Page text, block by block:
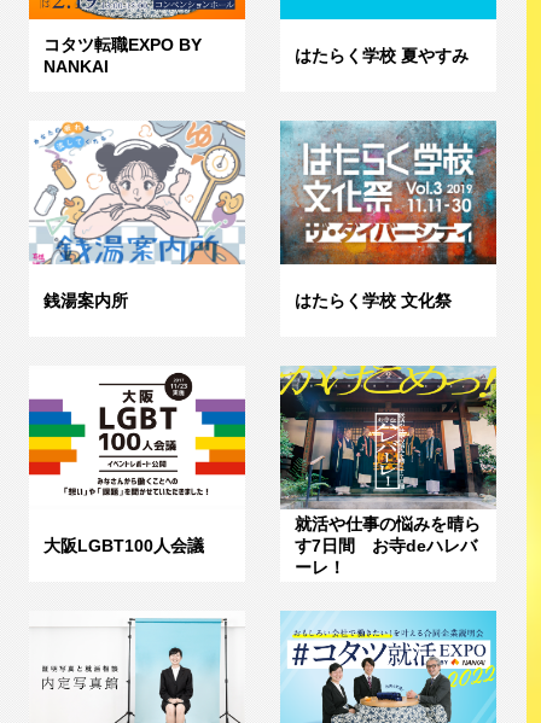
コタツ転職EXPO BY
NANKAI
はたらく学校 夏やすみ
銭湯案内所 はたらく学校 文化祭
大阪LGBT100人会議
就活や仕事の悩みを晴ら
す7日間 お寺deハレバ
ーレ！